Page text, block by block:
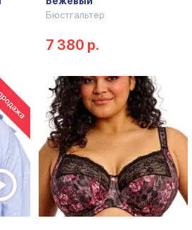
Бюстгальтер
7 380 р.